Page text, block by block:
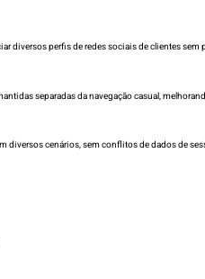
diversos perfis de redes sociais de clientes
separadas da navegação casual,
diversos cenários, sem conflitos de dados de